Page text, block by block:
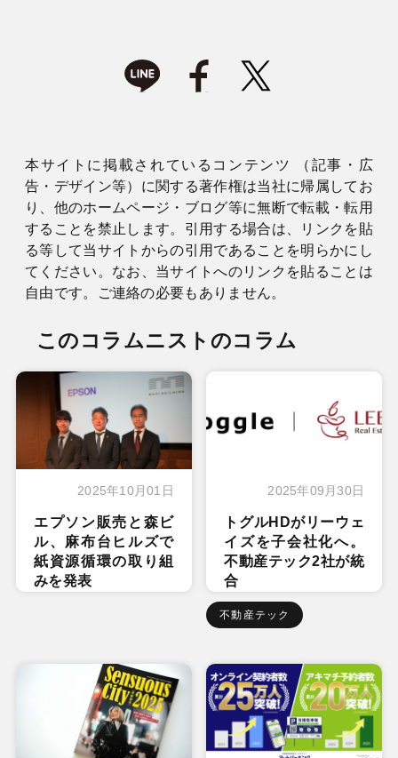
本サイトに掲載されているコンテンツ （記事・広
告・デザイン等）に関する著作権は当社に帰属してお
り、他のホームページ・ブログ等に無断で転載・転用
することを禁止します。引用する場合は、リンクを貼
る等して当サイトからの引用であることを明らかにし
てください。なお、当サイトへのリンクを貼ることは
自由です。ご連絡の必要もありません。
このコラムニストのコラム
2025年10月01日
エプソン販売と森ビ
ル、麻布台ヒルズで
紙資源循環の取り組
みを発表
2025年09月30日
トグルHDがリーウェ
イズを子会社化へ。
不動産テック2社が統
合
不動産テック